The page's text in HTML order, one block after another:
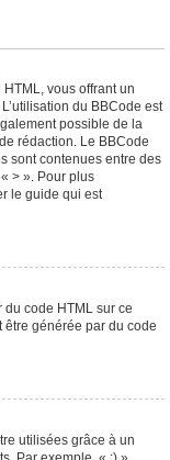
vous offrant un
du BBCode est
possible de la
rédaction. Le BBCode
sont contenues entre des
> ». Pour plus
le guide qui est
du code HTML sur ce
générée par du code
utilisées grâce à un